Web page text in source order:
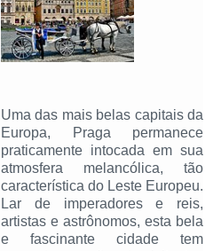
Uma das mais belas capitais da
Europa, Praga permanece
praticamente intocada em sua
atmosfera melancólica, tão
característica do Leste Europeu.
Lar de imperadores e reis,
artistas e astrônomos, esta bela
e fascinante cidade tem